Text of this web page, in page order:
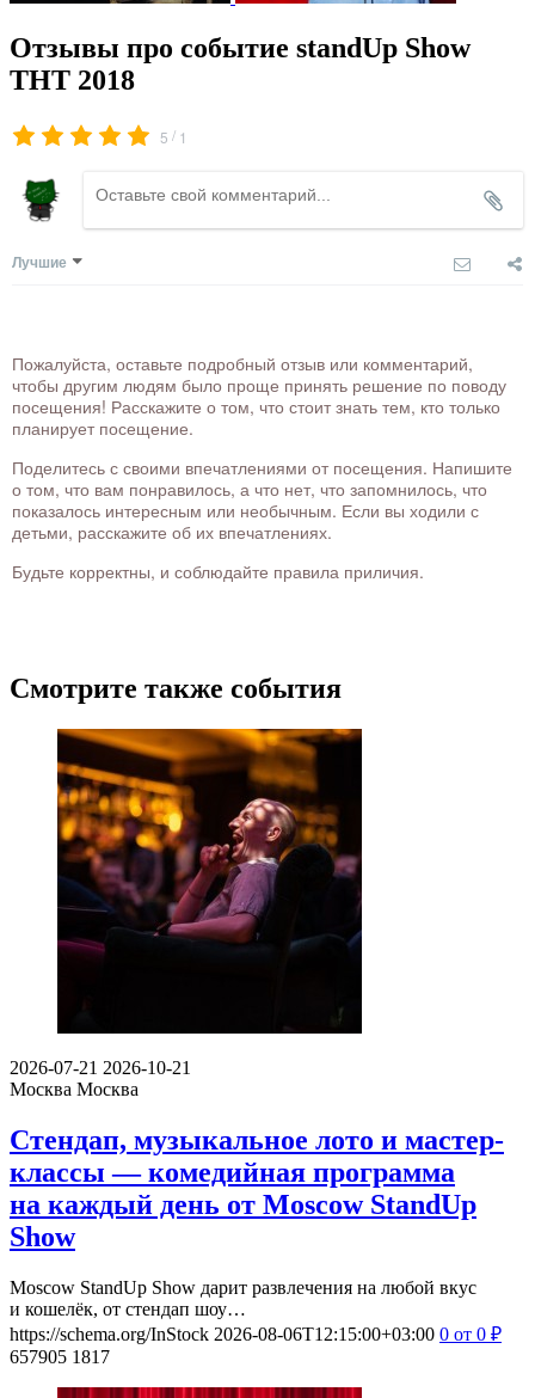
Отзывы про событие standUp Show
ТНТ 2018
5 / 1
Лучшие
Пожалуйста, оставьте подробный отзыв или комментарий,
чтобы другим людям было проще принять решение по поводу
посещения! Расскажите о том, что стоит знать тем, кто только
планирует посещение.
Поделитесь с своими впечатлениями от посещения. Напишите
о том, что вам понравилось, а что нет, что запомнилось, что
показалось интересным или необычным. Если вы ходили с
детьми, расскажите об их впечатлениях.
Будьте корректны, и соблюдайте правила приличия.
Смотрите также события
2026-07-21 2026-10-21
Москва Москва
Стендап, музыкальное лото и мастер-
классы — комедийная программа
на каждый день от Moscow StandUp
Show
Moscow StandUp Show дарит развлечения на любой вкус
и кошелёк, от стендап шоу…
https://schema.org/InStock 2026-08-06T12:15:00+03:00 0 от 0 ₽
657905 1817